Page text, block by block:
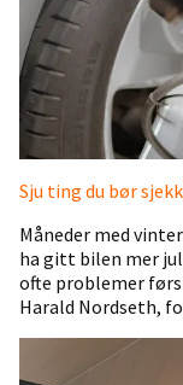
Sju ting du bør
Måneder med
ha gitt bilen mer
ofte problemer
Harald Nordseth,